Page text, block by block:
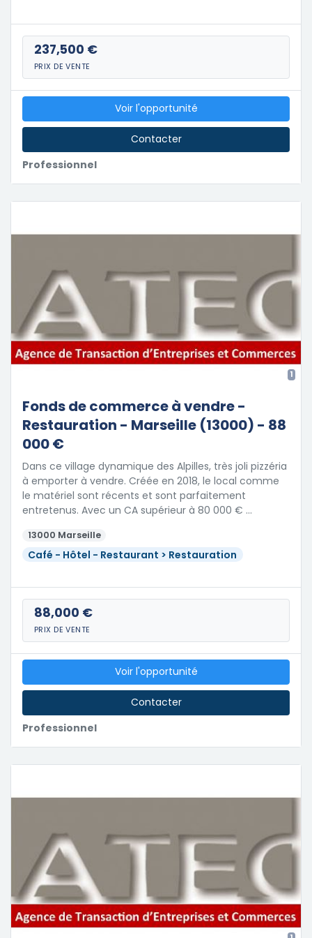
237,500 €
PRIX DE VENTE
Professionnel
Voir l'opportunité
Contacter
1
Fonds de commerce à vendre -
Restauration - Marseille (13000) - 88
000 €
Dans ce village dynamique des Alpilles, très joli pizzéria
à emporter à vendre. Créée en 2018, le local comme
le matériel sont récents et sont parfaitement
entretenus. Avec un CA supérieur à 80 000 € …
13000 Marseille
Café - Hôtel - Restaurant > Restauration
88,000 €
PRIX DE VENTE
Professionnel
Voir l'opportunité
Contacter